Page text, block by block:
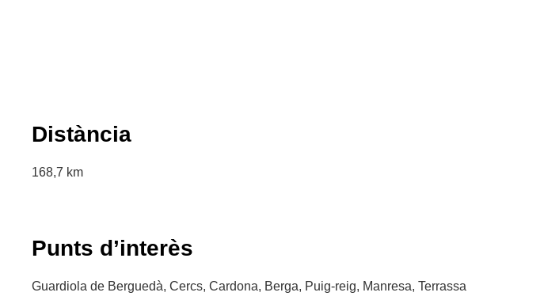
Distància
168,7 km
Punts d’interès
Guardiola de Berguedà, Cercs, Cardona, Berga, Puig-reig, Manresa, Terrassa